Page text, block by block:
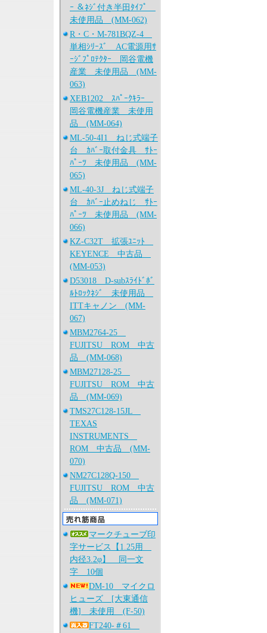
ｰ ＆ﾈｼﾞ付き半田ﾀｲﾌﾟ
未使用品 (MM-062)
R・C・M-781BQZ-4
単相ｼﾘｰｽﾞ AC電源用ｻ
ｰｼﾞﾌﾟﾛﾃｸﾀｰ 岡谷電機
産業 未使用品 (MM-
063)
XEB1202 ｽﾊﾟｰｸｷﾗｰ
岡谷電機産業 未使用
品 (MM-064)
ML-50-4I1 ねじ式端子
台 ｶﾊﾞｰ取付金具 ｻﾄｰ
ﾊﾟｰﾂ 未使用品 (MM-
065)
ML-40-3J ねじ式端子
台 ｶﾊﾞｰ止めねじ ｻﾄｰ
ﾊﾟｰﾂ 未使用品 (MM-
066)
KZ-C32T 拡張ﾕﾆｯﾄ
KEYENCE 中古品
(MM-053)
D53018 D-subｽﾗｲﾄﾞﾎﾞ
ﾙﾄﾛｯｸﾈｼﾞ 未使用品
ITTキャノン (MM-
067)
MBM2764-25
FUJITSU ROM 中古
品 (MM-068)
MBM27128-25
FUJITSU ROM 中古
品 (MM-069)
TMS27C128-15JL
TEXAS
INSTRUMENTS
ROM 中古品 (MM-
070)
NM27C128Q-150
FUJITSU ROM 中古
品 (MM-071)
マークチューブ印
字サービス【1.25用
内径3.2φ】 同一文
字 10個
DM-10 マイクロ
ヒューズ [大東通信
機] 未使用 (F-50)
FT240-＃61